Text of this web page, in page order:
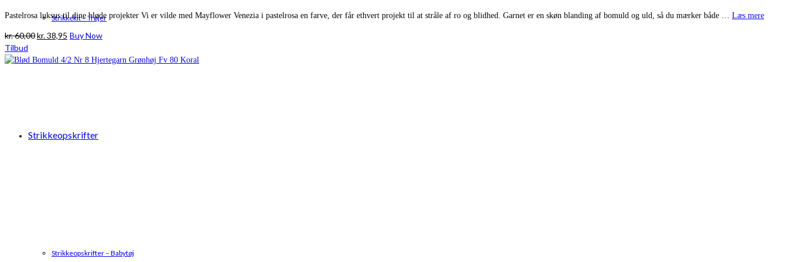
Strikkekit – Trøjer
Strikkeopskrifter
Strikkeopskrifter – Babytøj
Pastelrosa luksus til dine bløde projekter Vi er vilde med Mayflower Venezia i pastelrosa en farve, der får ethvert projekt til at stråle af ro og blidhed. Garnet er en skøn blanding af bomuld og uld, så du mærker både … Læs mere
kr.60,00Den
pris
kr.38,95 Den
pris
Buy Now
Tilbud